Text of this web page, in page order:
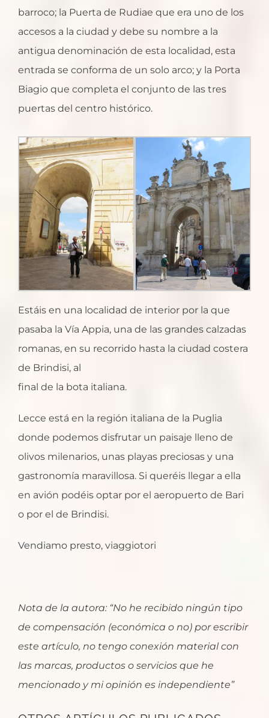
barroco; la Puerta de Rudiae que era uno de los
accesos a la ciudad y debe su nombre a la
antigua denominación de esta localidad, esta
entrada se conforma de un solo arco; y la Porta
Biagio que completa el conjunto de las tres
puertas del centro histórico.
Estáis en una localidad de interior por la que
pasaba la Vía Appia, una de las grandes calzadas
romanas, en su recorrido hasta la ciudad costera
de Brindisi, al
final de la bota italiana.
Lecce está en la región italiana de la Puglia
donde podemos disfrutar un paisaje lleno de
olivos milenarios, unas playas preciosas y una
gastronomía maravillosa. Si queréis llegar a ella
en avión podéis optar por el aeropuerto de Bari
o por el de Brindisi.
Vendiamo presto, viaggiotori
Nota de la autora: “No he recibido ningún tipo
de compensación (económica o no) por escribir
este artículo, no tengo conexión material con
las marcas, productos o servicios que he
mencionado y mi opinión es independiente”